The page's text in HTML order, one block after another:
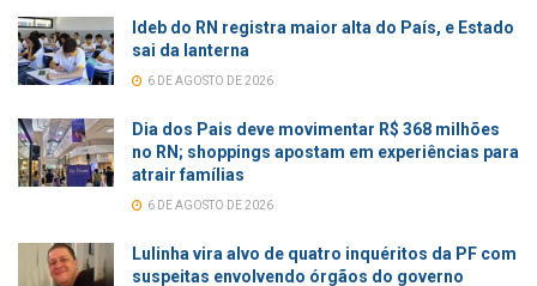
Ideb do RN registra maior alta do País, e Estado
sai da lanterna
6 DE AGOSTO DE 2026
Dia dos Pais deve movimentar R$ 368 milhões
no RN; shoppings apostam em experiências para
atrair famílias
6 DE AGOSTO DE 2026
Lulinha vira alvo de quatro inquéritos da PF com
suspeitas envolvendo órgãos do governo